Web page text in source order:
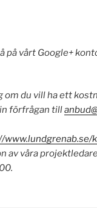
på vårt Google+
om du vill ha ett
förfrågan till
www.lundgrenab.se/
av våra